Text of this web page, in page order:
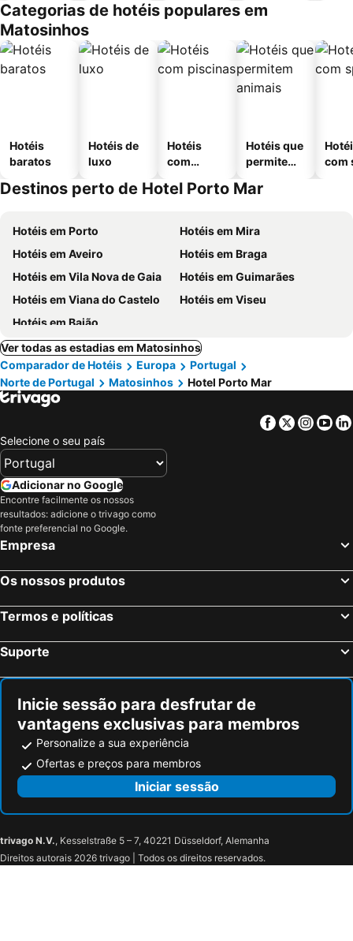
Categorias de hotéis populares em
Matosinhos
Hotéis
baratos
Hotéis de
luxo
Hotéis
com
Hotéis que
permitem
com
Destinos perto de Hotel Porto Mar
Hotéis em Porto
Hotéis em Mira
Hotéis em Aveiro
Hotéis em Braga
Hotéis em Vila Nova de Gaia
Hotéis em Guimarães
Hotéis em Viana do Castelo
Hotéis em Viseu
Hotéis em Baião
Ver todas as estadias em Matosinhos
Comparador de Hotéis
Europa
Portugal
Norte de Portugal
Matosinhos Hotel Porto Mar
Facebook
Twitter
Selecione o seu país
Adicionar no Google
Encontre facilmente os nossos
resultados: adicione o trivago como
fonte preferencial no Google.
Empresa
Os nossos produtos
Termos e políticas
Suporte
Inicie sessão para desfrutar de
vantagens exclusivas para membros
Personalize a sua experiência
Ofertas e preços para membros
Iniciar sessão
trivago N.V., Kesselstraße 5 – 7, 40221 Düsseldorf, Alemanha
Direitos autorais 2026 trivago | Todos os direitos reservados.